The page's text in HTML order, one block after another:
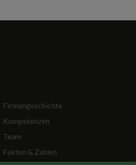
Firmengeschichte
Kompetenzen
Team
Fakten & Zahlen